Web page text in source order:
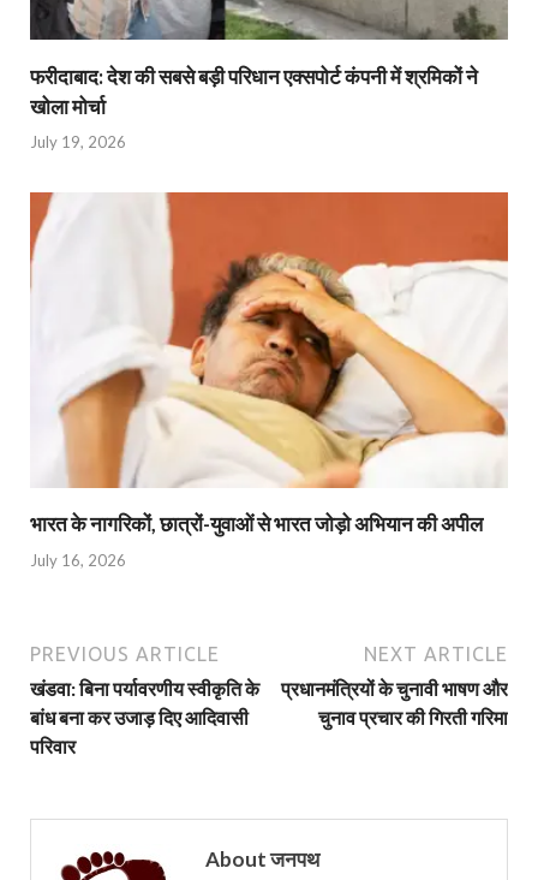
फरीदाबाद: देश की सबसे बड़ी परिधान एक्सपोर्ट कंपनी में श्रमिकों ने
खोला मोर्चा
July 19, 2026
भारत के नागरिकों, छात्रों-युवाओं से भारत जोड़ो अभियान की अपील
July 16, 2026
PREVIOUS ARTICLE
खंडवा: बिना पर्यावरणीय स्वीकृति के
बांध बना कर उजाड़ दिए आदिवासी
परिवार
NEXT ARTICLE
प्रधानमंत्रियों के चुनावी भाषण और
चुनाव प्रचार की गिरती गरिमा
About जनपथ